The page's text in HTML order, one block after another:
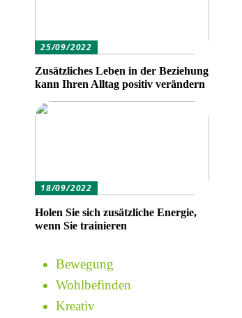
25/09/2022
Zusätzliches Leben in der Beziehung
kann Ihren Alltag positiv verändern
18/09/2022
Holen Sie sich zusätzliche Energie,
wenn Sie trainieren
Bewegung
Wohlbefinden
Kreativ